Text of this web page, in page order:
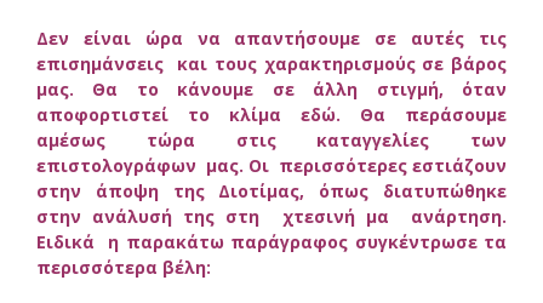
Δεν είναι ώρα να απαντήσουμε σε αυτές τις
επισημάνσεις και τους χαρακτηρισμούς σε βάρος
μας. Θα το κάνουμε σε άλλη στιγμή, όταν
αποφορτιστεί το κλίμα εδώ. Θα περάσουμε
αμέσως τώρα στις καταγγελίες των
επιστολογράφων μας. Οι περισσότερες εστιάζουν
στην άποψη της Διοτίμας, όπως διατυπώθηκε
στην ανάλυσή της στη χτεσινή μα ανάρτηση.
Ειδικά η παρακάτω παράγραφος συγκέντρωσε τα
περισσότερα βέλη: